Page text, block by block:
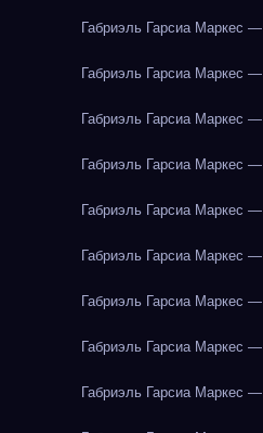
Габриэль Гарсиа Маркес
Габриэль Гарсиа Маркес
Габриэль Гарсиа Маркес
Габриэль Гарсиа Маркес
Габриэль Гарсиа Маркес
Габриэль Гарсиа Маркес
Габриэль Гарсиа Маркес
Габриэль Гарсиа Маркес
Габриэль Гарсиа Маркес